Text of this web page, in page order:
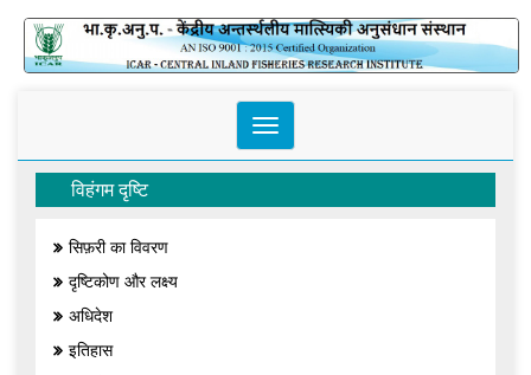
Toggle
navigation
विहंगम दृष्टि
सिफ़री का विवरण
दृष्टिकोण और लक्ष्य
अधिदेश
इतिहास